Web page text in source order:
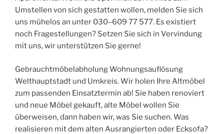
Umstellen von sich gestatten wollen, melden Sie sich
uns mühelos an unter 030–609 77 577. Es existiert
noch Fragestellungen? Setzen Sie sich in Vervindung
mit uns, wir unterstützen Sie gerne!
Gebrauchtmöbelabholung Wohnungsauflösung
Welthauptstadt und Umkreis. Wir holen Ihre Altmöbel
zum passenden Einsatztermin ab! Sie haben renoviert
und neue Möbel gekauft, alte Möbel wollen Sie
überweisen, dann haben wir, was Sie suchen. Was
realisieren mit dem alten Ausrangierten oder Ecksofa?